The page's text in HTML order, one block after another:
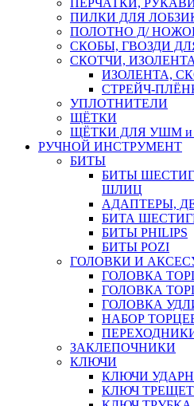
ПЕРЧАТКИ,
ПИЛКИ ДЛЯ
ПОЛОТНО Д/
СКОБЫ, ГВОЗДИ
СКОТЧИ,
ИЗОЛЕНТА,
СТРЕЙЧ-
УПЛОТНИТЕЛИ
ЩЁТКИ
ЩЁТКИ ДЛЯ УШМ и
РУЧНОЙ ИНСТРУМЕНТ
БИТЫ
БИТЫ
ШЛИЦ
АДАПТЕРЫ,
БИТА
БИТЫ PHILIPS
БИТЫ POZI
ГОЛОВКИ И
ГОЛОВКА
ГОЛОВКА
ГОЛОВКА
НАБОР
ЗАКЛЕПОЧНИКИ
КЛЮЧИ
КЛЮЧИ
КЛЮЧ